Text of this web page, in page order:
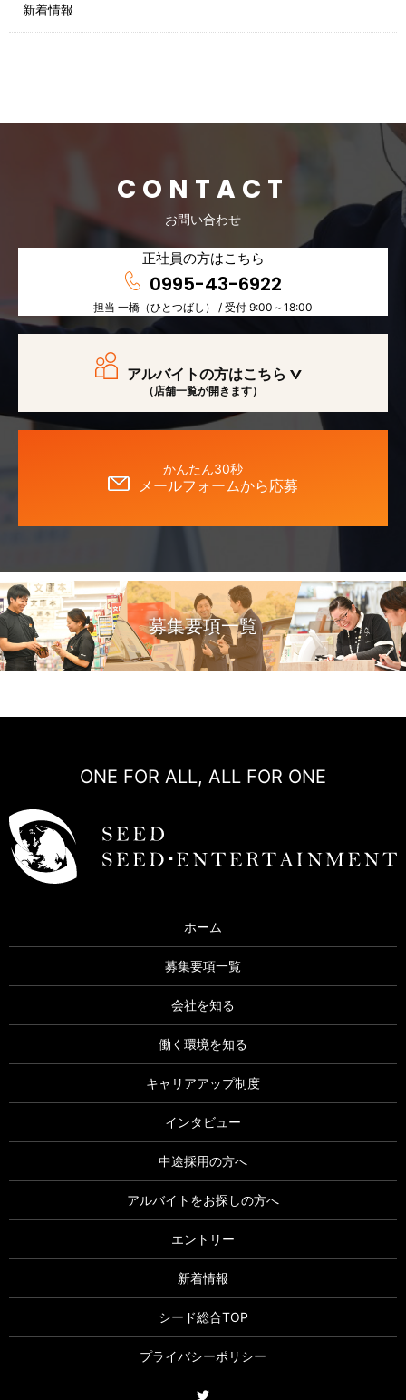
新着情報
CONTACT
お問い合わせ
正社員の方はこちら
0995-43-6922
担当 一橋（ひとつばし） / 受付 9:00～18:00
アルバイトの方はこちら
（店舗一覧が開きます）
かんたん30秒
メールフォームから応募
募集要項一覧
ONE FOR ALL, ALL FOR ONE
ホーム
募集要項一覧
会社を知る
働く環境を知る
キャリアアップ制度
インタビュー
中途採用の方へ
アルバイトをお探しの方へ
エントリー
新着情報
シード総合TOP
プライバシーポリシー